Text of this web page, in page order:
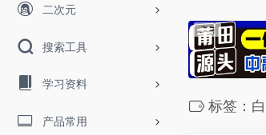
二次元
搜索工具
学习资料
产品常用
标签：